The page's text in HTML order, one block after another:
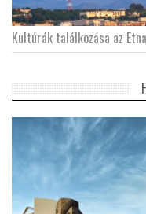
Kultúrák találkozása az